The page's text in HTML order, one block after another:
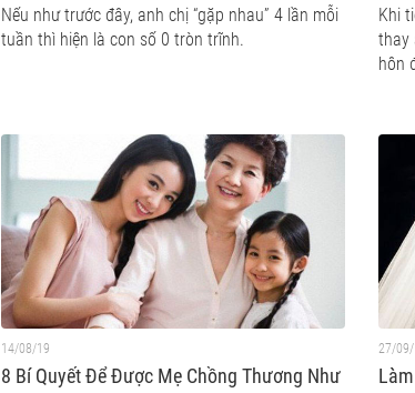
Nếu như trước đây, anh chị “gặp nhau” 4 lần mỗi
tuần thì hiện là con số 0 tròn trĩnh.
Khi
thay
hôn
14/08/19
8 Bí Quyết Để Được Mẹ Chồng Thương Như
27/09/